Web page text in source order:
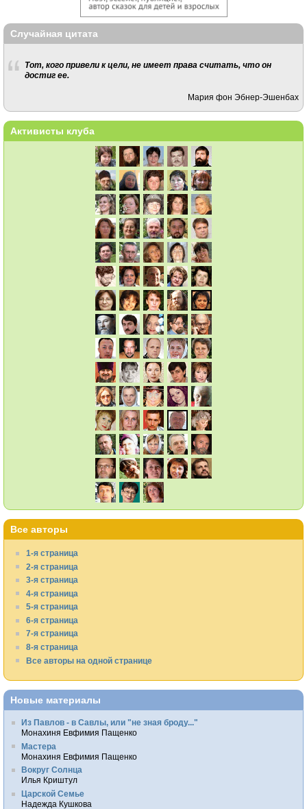
Случайная цитата
Тот, кого привели к цели, не имеет права считать, что он
достиг ее.
Мария фон Эбнер-Эшенбах
Активисты клуба
Все авторы
1-я страница
2-я страница
3-я страница
4-я страница
5-я страница
6-я страница
7-я страница
8-я страница
Все авторы на одной странице
Новые материалы
Из Павлов - в Савлы, или "не зная броду..."
Монахиня Евфимия Пащенко
Мастера
Монахиня Евфимия Пащенко
Вокруг Солнца
Илья Криштул
Царской Семье
Надежда Кушкова